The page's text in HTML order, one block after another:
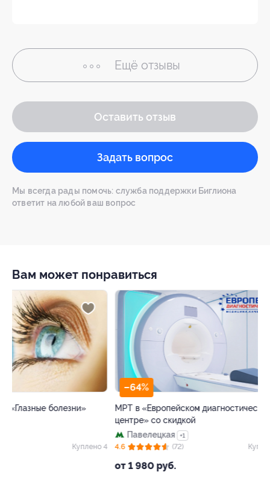
Ещё отзывы
Оставить отзыв
Задать вопрос
Мы всегда рады помочь: служба поддержки Биглиона
ответит на любой ваш вопрос
Вам может понравиться
МРТ в «Европейском диагностическом
(72) Куплено 1 918
–40%
Билет на весь
(64)